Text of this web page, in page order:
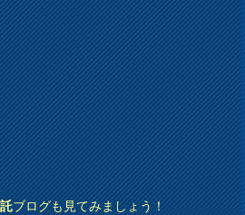
ブログも見てみましょう！